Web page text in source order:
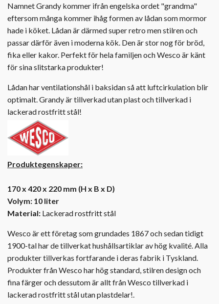
Namnet Grandy kommer ifrån engelska ordet "grandma"
eftersom många kommer ihåg formen av lådan som mormor
hade i köket. Lådan är därmed super retro men stilren och
passar därför även i moderna kök. Den är stor nog för bröd,
fika eller kakor. Perfekt för hela familjen och Wesco är känt
för sina slitstarka produkter!
Lådan har ventilationshål i baksidan så att luftcirkulation blir
optimalt. Grandy är tillverkad utan plast och tillverkad i
lackerad rostfritt stål!
Produktegenskaper:
170 x 420 x 220 mm (H x B x D)
Volym: 10 liter
Material: Lackerad rostfritt stål
Wesco är ett företag som grundades 1867 och sedan tidigt
1900-tal har de tillverkat hushållsartiklar av hög kvalité. Alla
produkter tillverkas fortfarande i deras fabrik i Tyskland.
Produkter från Wesco har hög standard, stilren design och
fina färger och dessutom är allt från Wesco tillverkad i
lackerad rostfritt stål utan plastdelar!.